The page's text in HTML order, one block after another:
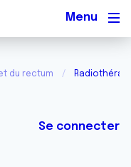
du rectum
Se connecter